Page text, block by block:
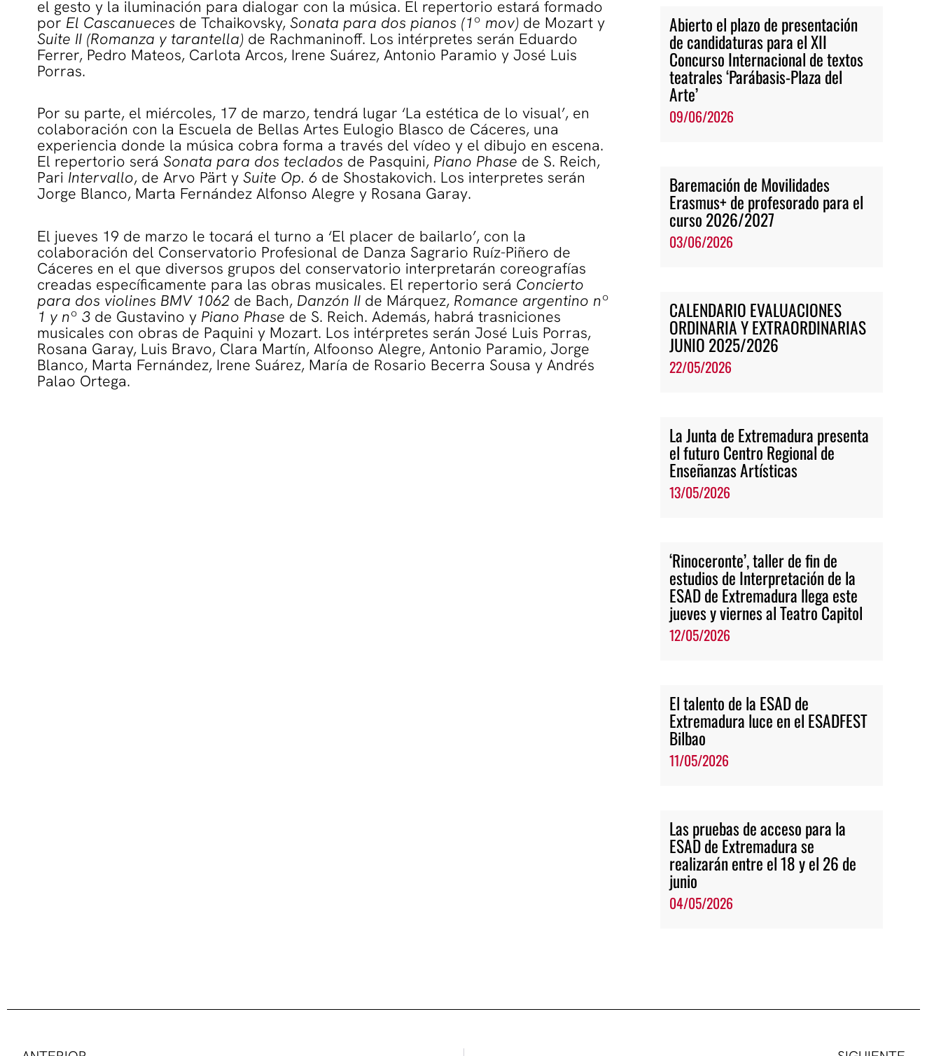
el gesto y la iluminación para dialogar con la música. El repertorio estará formado
por El Cascanueces de Tchaikovsky, Sonata para dos pianos (1º mov)de Mozart y
Suite II (Romanza y tarantella)de Rachmaninoff. Los intérpretes serán Eduardo
Ferrer, Pedro Mateos, Carlota Arcos, Irene Suárez, Antonio Paramio y José Luis
Porras.
Por su parte, el miércoles, 17 de marzo, tendrá lugar ‘La estética de lo visual’, en
colaboración con la Escuela de Bellas Artes Eulogio Blasco de Cáceres, una
experiencia donde la música cobra forma a través del vídeo y el dibujo en escena.
El repertorio será Sonata para dos teclados de Pasquini, Piano Phase de S. Reich,
Pari Intervallo, de Arvo Pärt y Suite Op. 6 de Shostakovich. Los interpretes serán
Jorge Blanco, Marta Fernández Alfonso Alegre y Rosana Garay.
El jueves 19 de marzo le tocará el turno a ‘El placer de bailarlo’, con la
colaboración del Conservatorio Profesional de Danza Sagrario Ruíz-Piñero de
Cáceres en el que diversos grupos del conservatorio interpretarán coreografías
creadas específicamente para las obras musicales. El repertorio será Concierto
para dos violines BMV 1062de Bach, Danzón IIde Márquez, Romance argentino nº
1 y nº 3de Gustavino y Piano Phase de S. Reich. Además, habrá trasniciones
musicales con obras de Paquini y Mozart. Los intérpretes serán José Luis Porras,
Rosana Garay, Luis Bravo, Clara Martín, Alfoonso Alegre, Antonio Paramio, Jorge
Blanco, Marta Fernández, Irene Suárez, María de Rosario Becerra Sousa y Andrés
Palao Ortega.
Abierto el plazo de presentación
de candidaturas para el XII
Concurso Internacional de textos
teatrales ‘Parábasis-Plaza del
Arte’
09/06/2026
Baremación de Movilidades
Erasmus+ de profesorado para el
curso 2026/2027
03/06/2026
CALENDARIO EVALUACIONES
ORDINARIA Y EXTRAORDINARIAS
JUNIO 2025/2026
22/05/2026
La Junta de Extremadura presenta
el futuro Centro Regional de
Enseñanzas Artísticas
13/05/2026
‘Rinoceronte’, taller de fin de
estudios de Interpretación de la
ESAD de Extremadura llega este
jueves y viernes al Teatro Capitol
12/05/2026
El talento de la ESAD de
Extremadura luce en el ESADFEST
Bilbao
11/05/2026
Las pruebas de acceso para la
ESAD de Extremadura se
realizarán entre el 18 y el 26 de
junio
04/05/2026